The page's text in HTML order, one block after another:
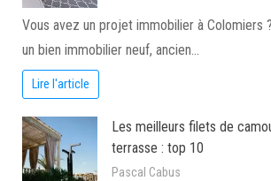
Vous avez un projet immobilier à Colomiers
un bien immobilier neuf, ancien…
Lire l'article
Les meilleurs filets de
terrasse : top 10
Pascal Cabus